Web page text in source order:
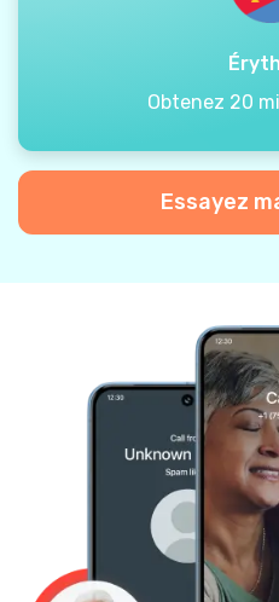
Obtenez 20
Essayez